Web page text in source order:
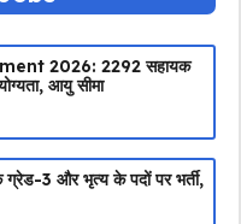
2026: 2292 सहायक
आयु सीमा
ग्रेड-3 और भृत्य के पदों पर भर्ती,